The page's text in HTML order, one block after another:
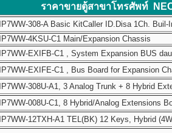
ราคาขายตู้สาขาโทรศัพท์
IP7WW-308-A Basic KitCaller ID.Disa 1Ch.
IP7WW-4KSU-C1 Main/Expansion Chassis
IP7WW-EXIFB-C1 , System Expansion BUS
IP7WW-EXIFE-C1 , Bus Board for Expansion
IP7WW-308U-A1, 3 Analog Trunk + 8 Hybrid
IP7WW-008U-C1, 8 Hybrid/Analog Extensions
IP7WW-12TXH-A1 TEL(BK) 12 Keys, Hybrid